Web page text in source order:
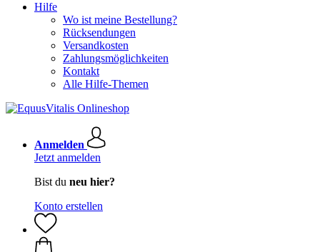
Hilfe
Wo ist meine Bestellung?
Rücksendungen
Versandkosten
Zahlungsmöglichkeiten
Kontakt
Alle Hilfe-Themen
Anmelden
Jetzt anmelden
Bist du neu hier?
Konto erstellen